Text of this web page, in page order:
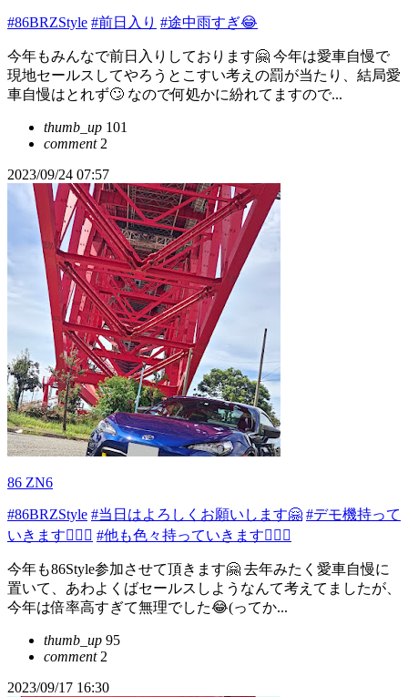
#86BRZStyle #前日入り #途中雨すぎ😂
今年もみんなで前日入りしております🤗 今年は愛車自慢で
現地セールスしてやろうとこすい考えの罰が当たり、結局愛
車自慢はとれず🙄 なので何処かに紛れてますので...
thumb_up 101
comment2
2023/09/24 07:57
86 ZN6
#86BRZStyle #当日はよろしくお願いします🤗 #デモ機持って
いきます🙋🏻‍♂️ #他も色々持っていきます🙆🏻‍♂️
今年も86Style参加させて頂きます🤗 去年みたく愛車自慢に
置いて、あわよくばセールスしようなんて考えてましたが、
今年は倍率高すぎて無理でした😂(ってか...
thumb_up 95
comment2
2023/09/17 16:30